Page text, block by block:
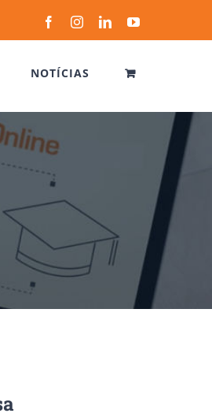
FacebookInstagramLinkedInYouTube
NOTÍCIAS